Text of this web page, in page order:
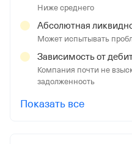
Ниже среднего
Абсолютная
Может испытывать
Зависимость от
Компания почти не
задолженность
Показать все